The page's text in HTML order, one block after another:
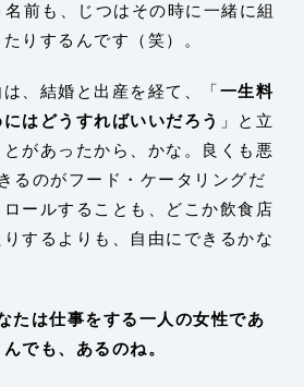
名前も、じつはその時に一緒に組
りするんです（笑）。
、結婚と出産を経て、「一生料
はどうすればいいだろう 」と立
があったから、かな。良くも悪
るのがフード・ケータリングだ
ールすることも、どこか飲食店
するよりも、自由にできるかな
は仕事をする一人の女性であ
でも、あるのね。